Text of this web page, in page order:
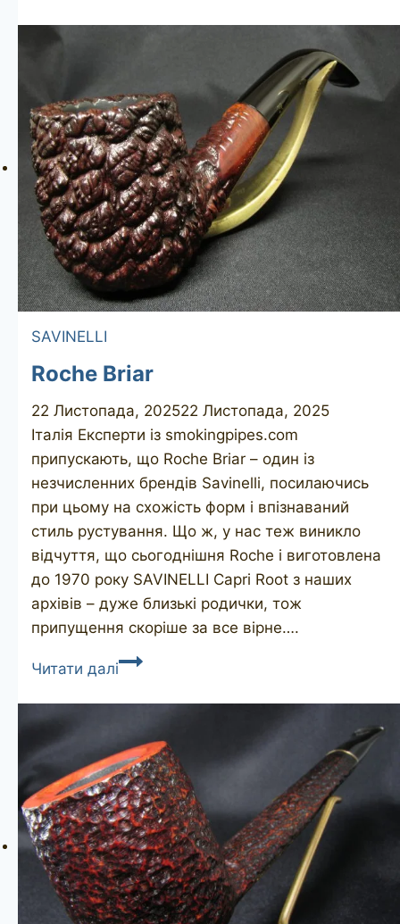
0
SAVINELLI
Roche Briar
22 Листопада, 202522 Листопада, 2025
Італія Експерти із smokingpipes.com
припускають, що Roche Briar – один із
незчисленних брендів Savinelli, посилаючись
при цьому на схожість форм і впізнаваний
стиль рустування. Що ж, у нас теж виникло
відчуття, що сьогоднішня Roche і виготовлена
до 1970 року SAVINELLI Capri Root з наших
архівів – дуже близькі родички, тож
припущення скоріше за все вірне….
Читати даліRoche